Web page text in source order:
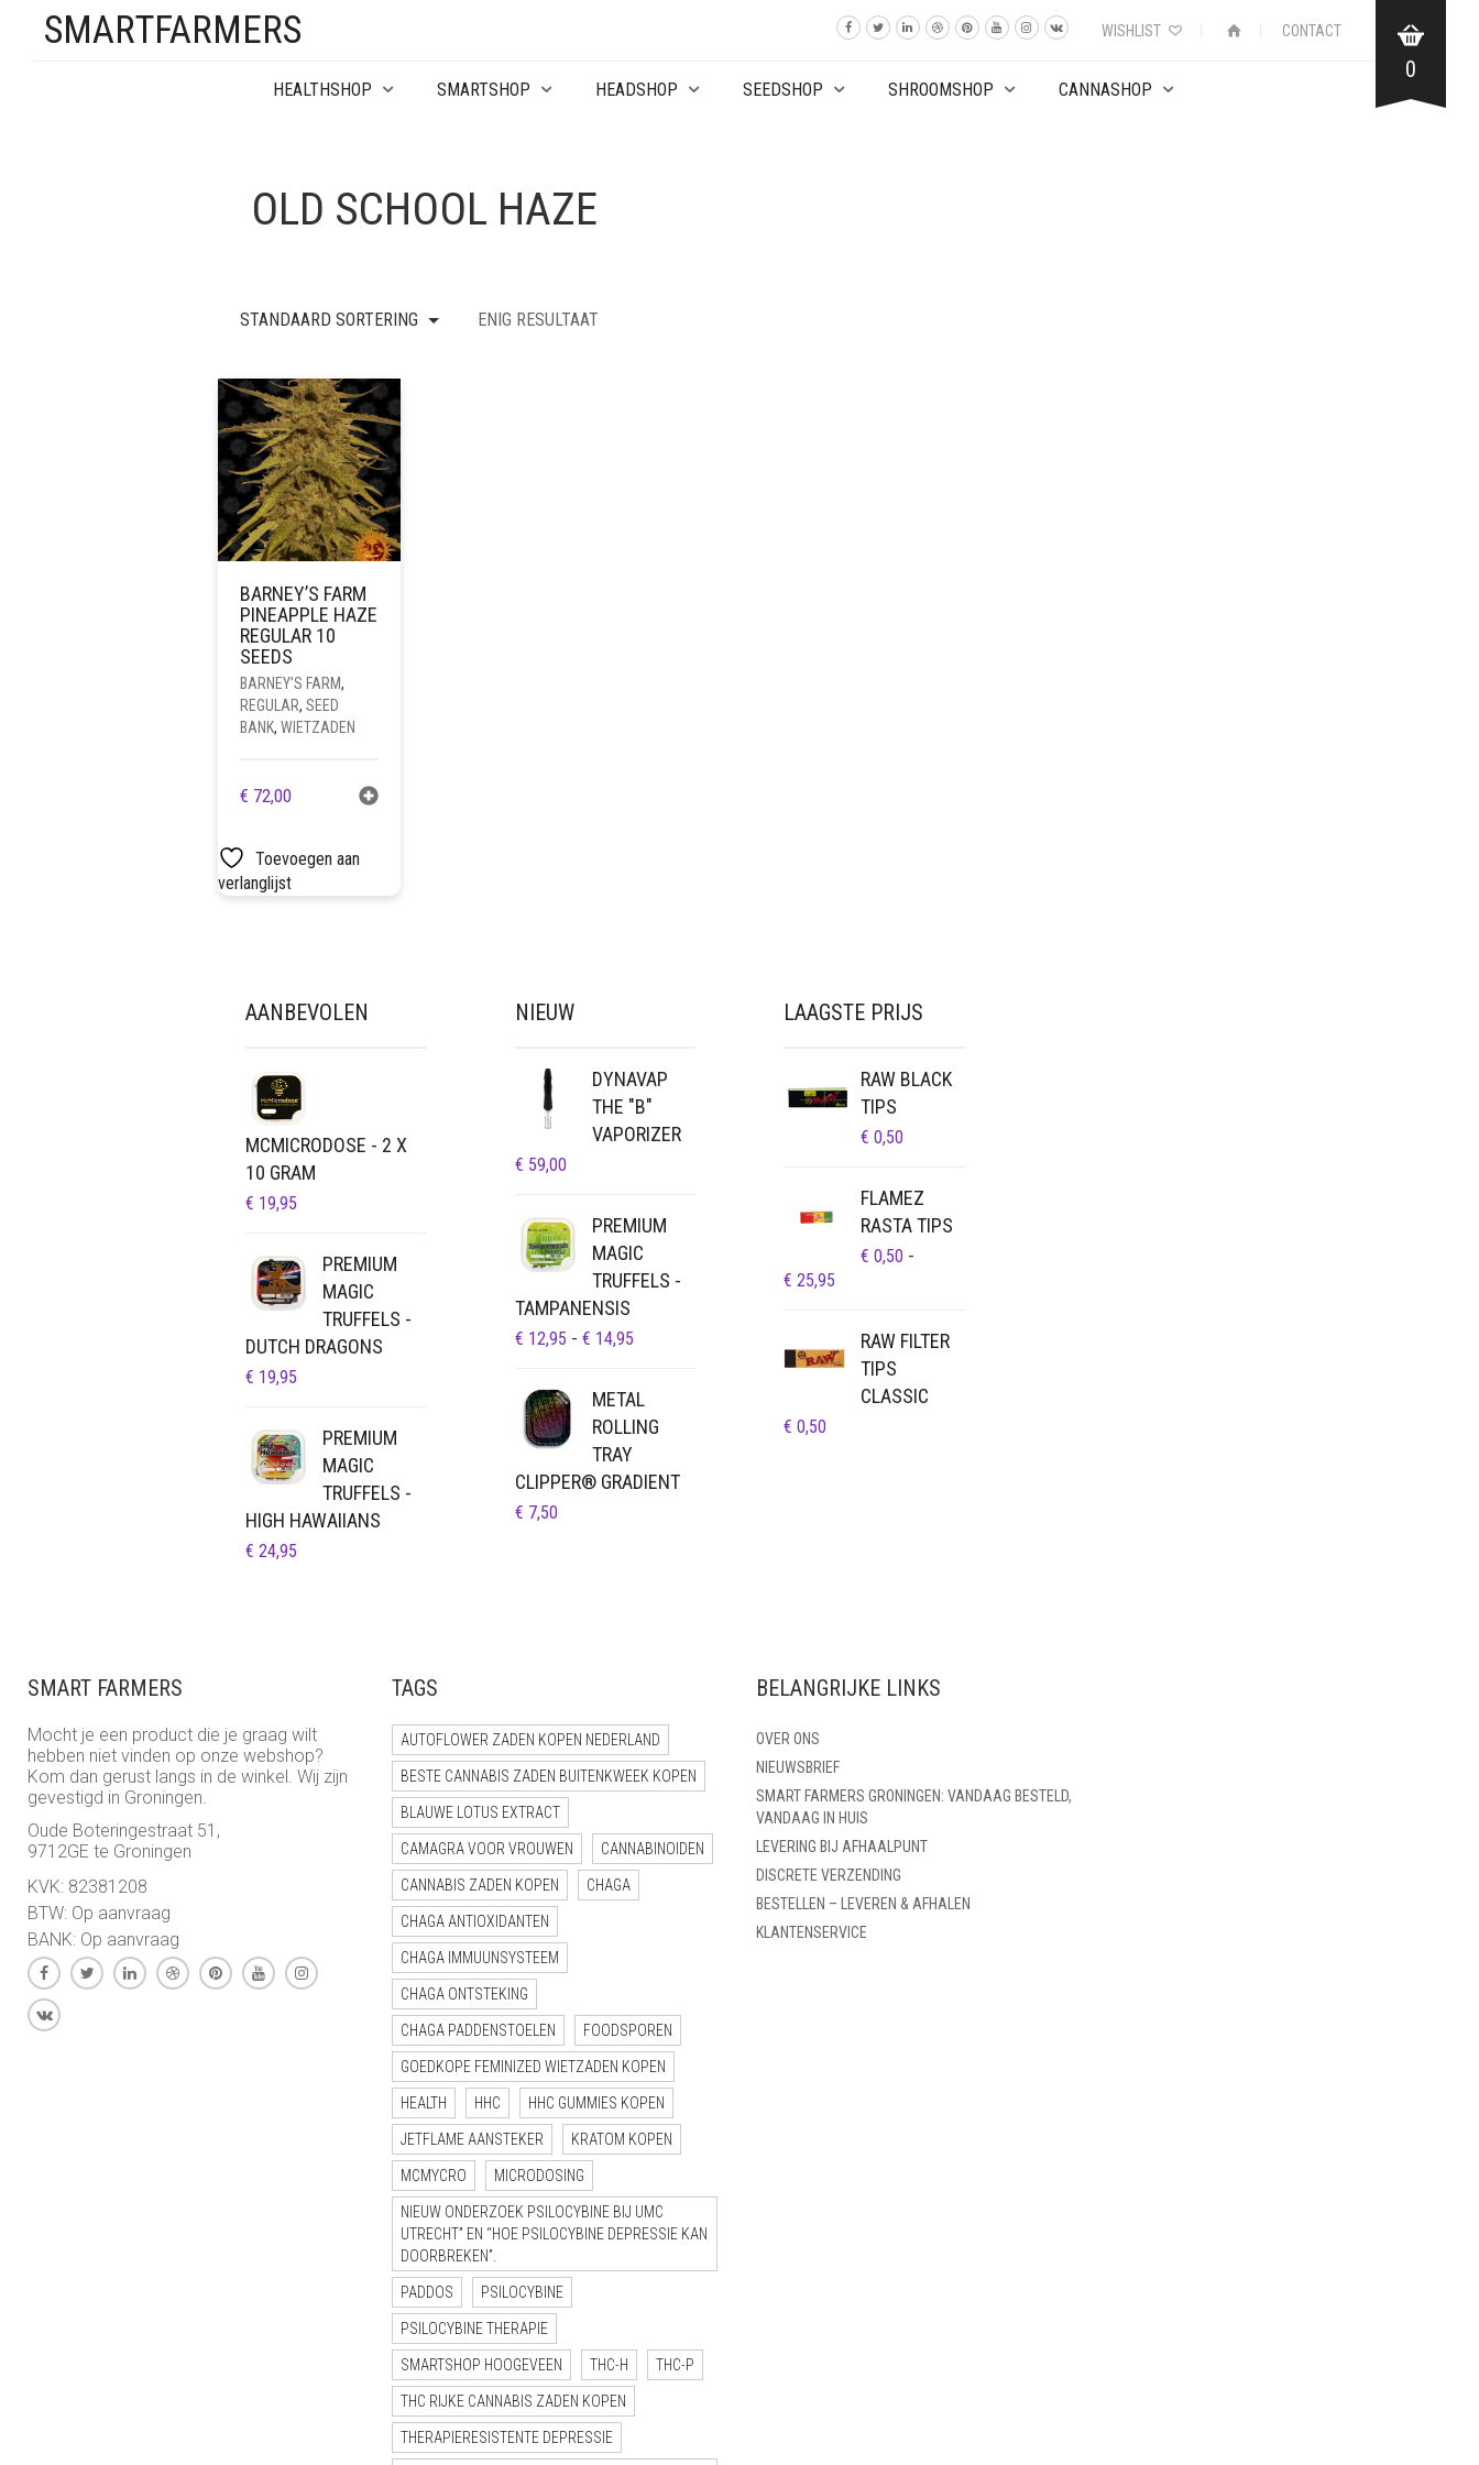
SMARTFARMERS WISHLIST CONTACT
0
HEALTHSHOP SMARTSHOP HEADSHOP SEEDSHOP SHROOMSHOP CANNASHOP
OLD SCHOOL HAZE
STANDAARD SORTERING ENIG RESULTAAT
BARNEY’S FARM
PINEAPPLE HAZE
REGULAR 10
SEEDS
BARNEY’S FARM,
REGULAR, SEED
BANK, WIETZADEN
€ 72,00
Toevoegen aan
verlanglijst
AANBEVOLEN
MCMICRODOSE - 2 X
10 GRAM
€ 19,95
PREMIUM
MAGIC
TRUFFELS -
DUTCH DRAGONS
€ 19,95
PREMIUM
MAGIC
TRUFFELS -
HIGH HAWAIIANS
€ 24,95
NIEUW
DYNAVAP
THE "B"
VAPORIZER
€ 59,00
PREMIUM
MAGIC
TRUFFELS -
TAMPANENSIS
€ 12,95 - € 14,95PRIJSKLASSE:
€ 14,95
METAL
ROLLING
TRAY
CLIPPER® GRADIENT
€ 7,50
LAAGSTE PRIJS
RAW BLACK
TIPS
€ 0,50
FLAMEZ
RASTA TIPS
€ 0,50 -
€ 25,95
€ 25,95RAW FILTER
TIPS
CLASSIC
€ 0,50
SMART FARMERS
Mocht je een product die je graag wilt
hebben niet vinden op onze webshop?
Kom dan gerust langs in de winkel. Wij zijn
gevestigd in Groningen.
Oude Boteringestraat 51,
9712GE te Groningen
KVK: 82381208
BTW: Op aanvraag
BANK: Op aanvraag
TAGS
AUTOFLOWER ZADEN KOPEN NEDERLAND
BESTE CANNABIS ZADEN BUITENKWEEK KOPEN
BLAUWE LOTUS EXTRACT
CAMAGRA VOOR VROUWEN CANNABINOIDEN
CANNABIS ZADEN KOPEN CHAGA
CHAGA ANTIOXIDANTEN
CHAGA IMMUUNSYSTEEM
CHAGA ONTSTEKING
CHAGA PADDENSTOELEN FOODSPOREN
GOEDKOPE FEMINIZED WIETZADEN KOPEN
HEALTH HHC HHC GUMMIES KOPEN
JETFLAME AANSTEKER KRATOM KOPEN
MCMYCRO MICRODOSING
NIEUW ONDERZOEK PSILOCYBINE BIJ UMC
UTRECHT” EN “HOE PSILOCYBINE DEPRESSIE KAN
DOORBREKEN”.
PADDOS PSILOCYBINE
PSILOCYBINE THERAPIE
SMARTSHOP HOOGEVEEN THC-H THC-P
THC RIJKE CANNABIS ZADEN KOPEN
THERAPIERESISTENTE DEPRESSIE
BELANGRIJKE LINKS
OVER ONS
NIEUWSBRIEF
SMART FARMERS GRONINGEN: VANDAAG BESTELD,
VANDAAG IN HUIS
LEVERING BIJ AFHAALPUNT
DISCRETE VERZENDING
BESTELLEN – LEVEREN & AFHALEN
KLANTENSERVICE